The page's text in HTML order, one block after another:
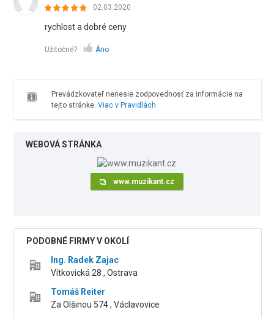
02.03.2020
rychlost a dobré ceny
Užitočné? Áno
Prevádzkovateľ nenesie zodpovednosť za informácie na
tejto stránke. Viac v Pravidlách
WEBOVÁ STRÁNKA
www.muzikant.cz
PODOBNÉ FIRMY V OKOLÍ
Ing. Radek Zajac
Vítkovická 28 , Ostrava
Tomáš Reiter
Za Olšinou 574 , Václavovice